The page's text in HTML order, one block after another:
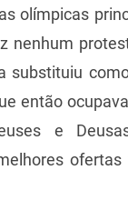
olímpicas
nenhum
substituiu
então
e